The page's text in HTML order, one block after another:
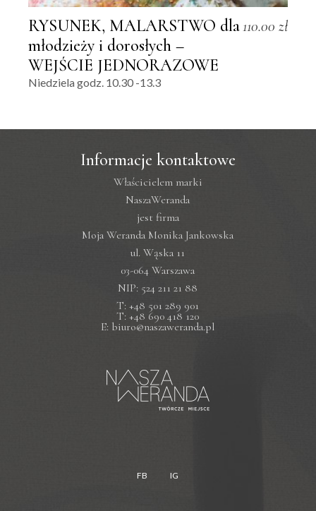
RYSUNEK, MALARSTWO dla
młodzieży i dorosłych –
WEJŚCIE JEDNORAZOWE
110.00 zł
Niedziela godz. 10.30 -13.3
Informacje kontaktowe
Właścicielem marki
NaszaWeranda
jest firma
Moja Weranda Monika Jankowska
ul. Wąska 11
03-064 Warszawa
NIP: 524 211 21 88
T: +48 501 289 901
T: +48 690 418 120
E: biuro@naszaweranda.pl
FB IG